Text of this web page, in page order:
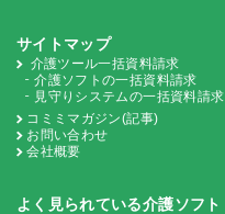
サイトマップ
介護ツール一括資料請求
介護ソフトの一括資料請求
見守りシステムの一括資料請求
コミミマガジン(記事)
お問い合わせ
会社概要
よく見られている介護ソフト